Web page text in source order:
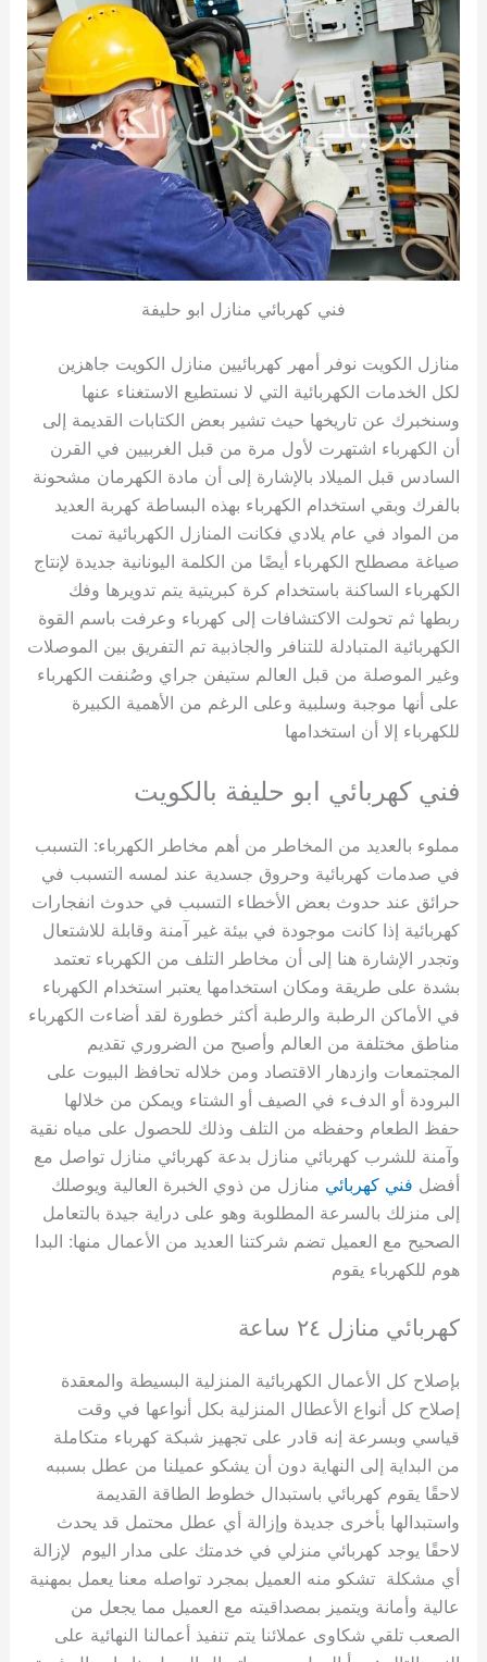
فني كهربائي منازل ابو حليفة
منازل الكويت نوفر أمهر كهربائيين منازل الكويت جاهزين
لكل الخدمات الكهربائية التي لا نستطيع الاستغناء عنها
وسنخبرك عن تاريخها حيث تشير بعض الكتابات القديمة إلى
أن الكهرباء اشتهرت لأول مرة من قبل الغربيين في القرن
السادس قبل الميلاد بالإشارة إلى أن مادة الكهرمان مشحونة
بالفرك وبقي استخدام الكهرباء بهذه البساطة كهربة العديد
من المواد في عام يلادي فكانت المنازل الكهربائية تمت
صياغة مصطلح الكهرباء أيضًا من الكلمة اليونانية جديدة لإنتاج
الكهرباء الساكنة باستخدام كرة كبريتية يتم تدويرها وفك
ربطها ثم تحولت الاكتشافات إلى كهرباء وعرفت باسم القوة
الكهربائية المتبادلة للتنافر والجاذبية تم التفريق بين الموصلات
وغير الموصلة من قبل العالم ستيفن جراي وصُنفت الكهرباء
على أنها موجبة وسلبية وعلى الرغم من الأهمية الكبيرة
للكهرباء إلا أن استخدامها
فني كهربائي ابو حليفة بالكويت
مملوء بالعديد من المخاطر من أهم مخاطر الكهرباء: التسبب
في صدمات كهربائية وحروق جسدية عند لمسه التسبب في
حرائق عند حدوث بعض الأخطاء التسبب في حدوث انفجارات
كهربائية إذا كانت موجودة في بيئة غير آمنة وقابلة للاشتعال
وتجدر الإشارة هنا إلى أن مخاطر التلف من الكهرباء تعتمد
بشدة على طريقة ومكان استخدامها يعتبر استخدام الكهرباء
في الأماكن الرطبة والرطبة أكثر خطورة لقد أضاءت الكهرباء
مناطق مختلفة من العالم وأصبح من الضروري تقديم
المجتمعات وازدهار الاقتصاد ومن خلاله تحافظ البيوت على
البرودة أو الدفء في الصيف أو الشتاء ويمكن من خلالها
حفظ الطعام وحفظه من التلف وذلك للحصول على مياه نقية
وآمنة للشرب كهربائي منازل بدعة كهربائي منازل تواصل مع
أفضل فني كهربائي منازل من ذوي الخبرة العالية ويوصلك
إلى منزلك بالسرعة المطلوبة وهو على دراية جيدة بالتعامل
الصحيح مع العميل تضم شركتنا العديد من الأعمال منها: البدا
هوم للكهرباء يقوم
كهربائي منازل ٢٤ ساعة
بإصلاح كل الأعمال الكهربائية المنزلية البسيطة والمعقدة
إصلاح كل أنواع الأعطال المنزلية بكل أنواعها في وقت
قياسي وبسرعة إنه قادر على تجهيز شبكة كهرباء متكاملة
من البداية إلى النهاية دون أن يشكو عميلنا من عطل بسببه
لاحقًا يقوم كهربائي باستبدال خطوط الطاقة القديمة
واستبدالها بأخرى جديدة وإزالة أي عطل محتمل قد يحدث
لاحقًا يوجد كهربائي منزلي في خدمتك على مدار اليوم لإزالة
أي مشكلة تشكو منه العميل بمجرد تواصله معنا يعمل بمهنية
عالية وأمانة ويتميز بمصداقيته مع العميل مما يجعل من
الصعب تلقي شكاوى عملائنا يتم تنفيذ أعمالنا النهائية على